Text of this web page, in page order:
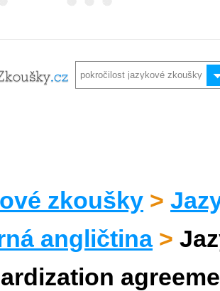
zkoušky >
angličtina>